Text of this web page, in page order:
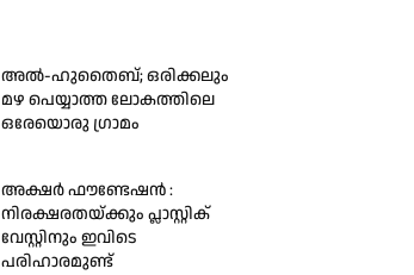
അൽ-ഹുതൈബ്; ഒരിക്കലും
മഴ പെയ്യാത്ത ലോകത്തിലെ
ഒരേയൊരു ഗ്രാമം
അക്ഷർ ഫൗണ്ടേഷൻ :
നിരക്ഷരതയ്ക്കും പ്ലാസ്റ്റിക്
വേസ്റ്റിനും ഇവിടെ
പരിഹാരമുണ്ട്